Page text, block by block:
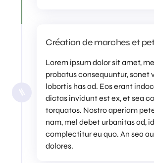
Création de marches et
Lorem ipsum dolor sit amet,
probatus consequuntur, sonet
lobortis has ad. Eos erant
dictas invidunt est ex, et sea
torquatos. Nostro aperiam
nam, mel debet urbanitas ad,
complectitur eu quo. An sea
dolores.